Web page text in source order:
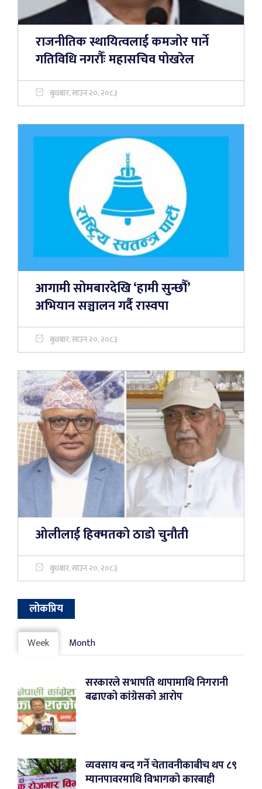
राजनीतिक स्थायित्वलाई कमजोर पार्ने
गतिविधि नगरौँः महासचिव पोखरेल
बुधबार, साउन २०, २०८३
आगामी सोमबारदेखि ‘हामी सुन्छौँ’
अभियान सञ्चालन गर्दै रास्वपा
बुधबार, साउन २०, २०८३
ओलीलाई हिक्मतको ठाडो चुनौती
बुधबार, साउन २०, २०८३
लोकप्रिय
Week Month
सरकारले सभापति थापामाथि निगरानी
बढाएको कांग्रेसको आरोप
व्यवसाय बन्द गर्ने चेतावनीकाबीच थप ८९
म्यानपावरमाथि विभागको कारबाही